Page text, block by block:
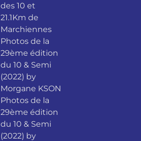
des 10 et
21.1Km de
Marchiennes
Photos de la
29ème édition
du 10 & Semi
(2022) by
Morgane KSON
Photos de la
29ème édition
du 10 & Semi
(2022) by